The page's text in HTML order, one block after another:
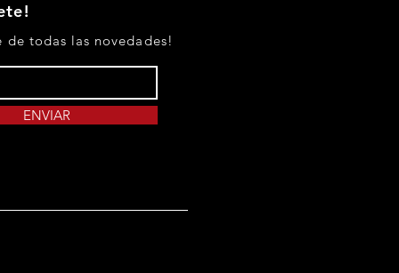
de todas las novedades!
ENVIAR